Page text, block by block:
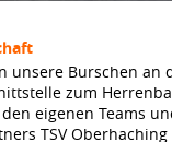
unsere Burschen an
zum
eigenen Teams
TSV